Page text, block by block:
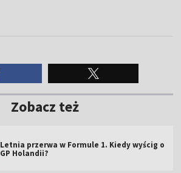
Zobacz też
Letnia przerwa w Formule 1. Kiedy wyścig o
GP Holandii?